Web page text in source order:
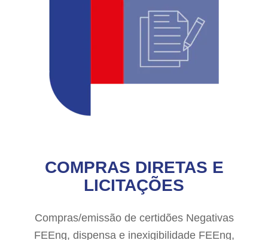
COMPRAS DIRETAS E
LICITAÇÕES
Compras/emissão de certidões Negativas
FEEng, dispensa e inexigibilidade FEEng,